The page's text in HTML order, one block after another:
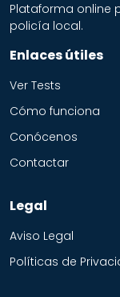
Plataforma online
policía local.
Enlaces útiles
Ver Tests
Cómo funciona
Conócenos
Contactar
Legal
Aviso Legal
Políticas de